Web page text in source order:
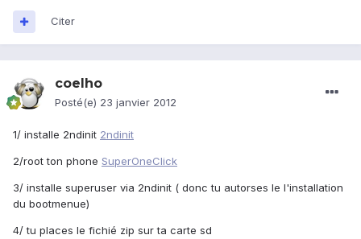
Citer
coelho
Posté(e) 23 janvier 2012
1/ installe 2ndinit 2ndinit
2/root ton phone SuperOneClick
3/ installe superuser via 2ndinit ( donc tu autorses le l'installation
du bootmenue)
4/ tu places le fichié zip sur ta carte sd